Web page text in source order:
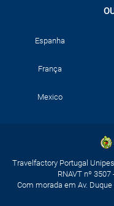
Espanha
França
Mexico
Travelfactory Portugal
RNAVT nº
Com morada em Av.